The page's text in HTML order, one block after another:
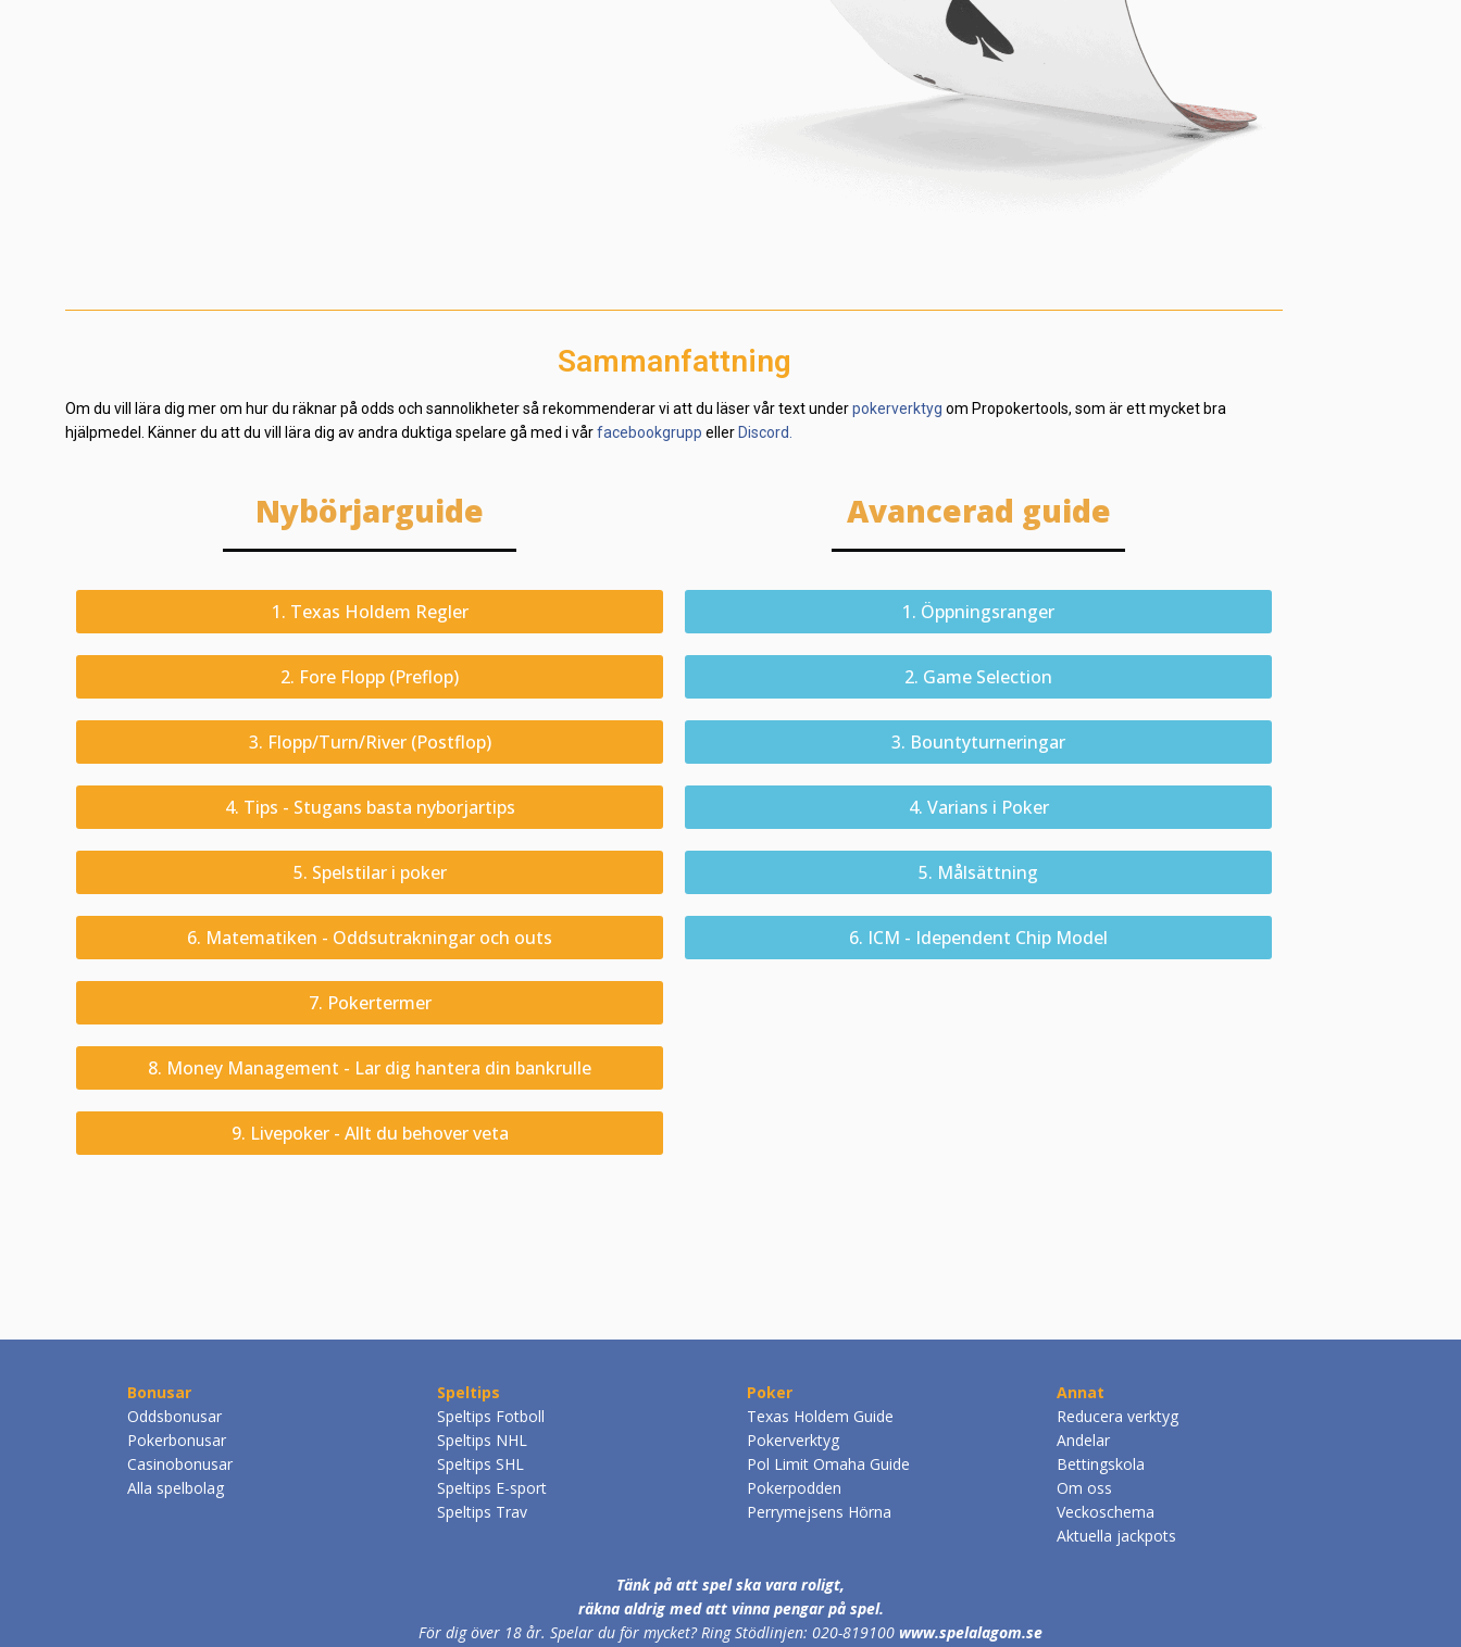
Sammanfattning
Om du vill lära dig mer om hur du räknar på odds och sannolikheter så rekommenderar vi att du läser vår text underpokerverktyg om Propokertools, som är ett mycket bra
hjälpmedel. Känner du att du vill lära dig av andra duktiga spelare gå med i vårfacebookgrupp eller Discord.
Nybörjarguide
1. Texas Holdem Regler
2. Fore Flopp (Preflop)
3. Flopp/Turn/River (Postflop)
4. Tips - Stugans basta nyborjartips
5. Spelstilar i poker
6. Matematiken - Oddsutrakningar och outs
7. Pokertermer
8. Money Management - Lar dig hantera din bankrulle
9. Livepoker - Allt du behover veta
Avancerad guide
1. Öppningsranger
2. Game Selection
3. Bountyturneringar
4. Varians i Poker
5. Målsättning
6. ICM - Idependent Chip Model
Bonusar
Oddsbonusar
Pokerbonusar
Casinobonusar
Alla spelbolag
Speltips
Speltips Fotboll
Speltips NHL
Speltips SHL
Speltips E-sport
Speltips Trav
Poker
Texas Holdem Guide
Pokerverktyg
Pol Limit Omaha Guide
Pokerpodden
Perrymejsens Hörna
Annat
Reducera verktyg
Andelar
Bettingskola
Om oss
Veckoschema
Aktuella jackpots
Tänk på att spel ska vara roligt,
räkna aldrig med att vinna pengar på spel.
För dig över 18 år. Spelar du för mycket? Ring Stödlinjen: 020-819100 www.spelalagom.se